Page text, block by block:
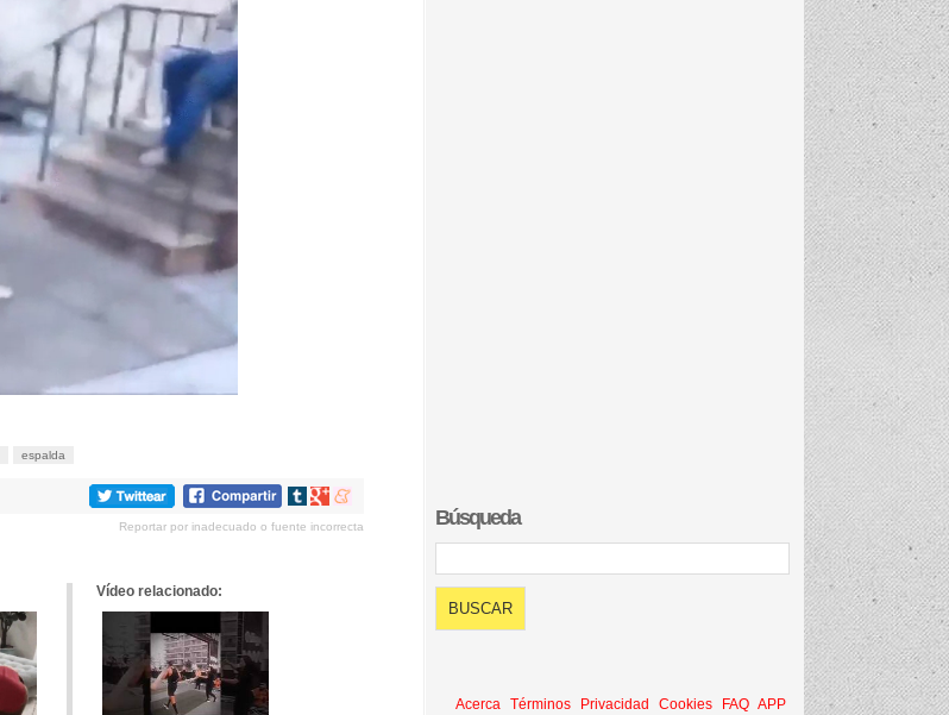
espalda
Compartir
tumblr
Compartir
Google+
Compartir
meneame
Reportar por inadecuado o fuente incorrecta
Vídeo relacionado:
Búsqueda
Acerca Términos Privacidad Cookies FAQ APP